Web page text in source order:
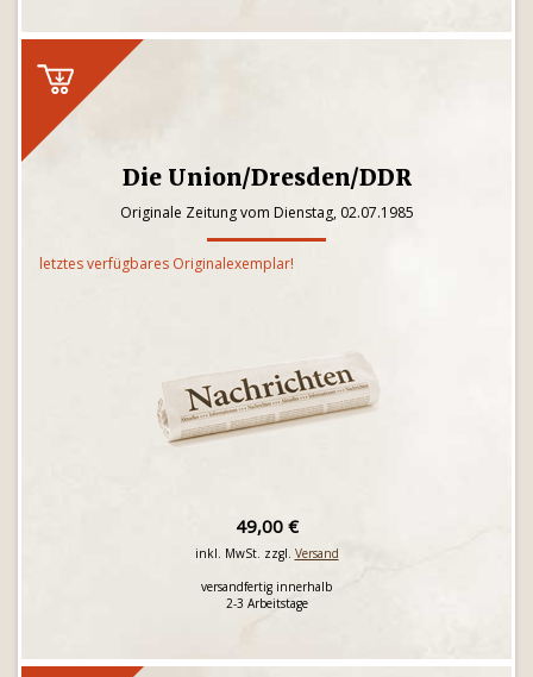
Die Union/Dresden/DDR
Originale Zeitung vom Dienstag, 02.07.1985
letztes verfügbares Originalexemplar!
49,00 €
inkl. MwSt. zzgl. Versand
versandfertig innerhalb
2-3 Arbeitstage